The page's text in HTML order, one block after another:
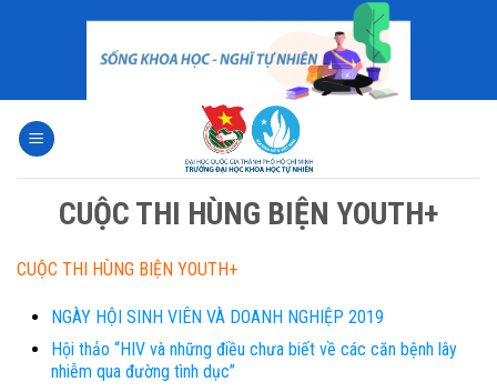
CUỘC THI HÙNG BIỆN YOUTH+
CUỘC THI HÙNG BIỆN YOUTH+
NGÀY HỘI SINH VIÊN VÀ DOANH NGHIỆP 2019
Hội thảo “HIV và những điều chưa biết về các căn bệnh lây
nhiễm qua đường tình dục”